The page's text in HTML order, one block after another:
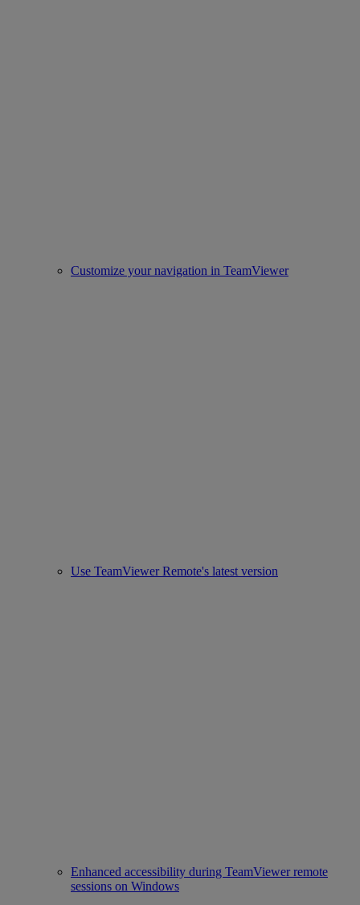
Customize your navigation in TeamViewer
Use TeamViewer Remote's latest version
Enhanced accessibility during TeamViewer remote
sessions on Windows